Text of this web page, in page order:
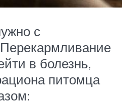
с
в болезнь,
питомца